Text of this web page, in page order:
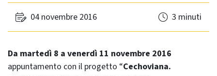
04 novembre 2016 3 minuti
Da martedì 8 a venerdì 11 novembre 2016
appuntamento con il progetto “Cechoviana.